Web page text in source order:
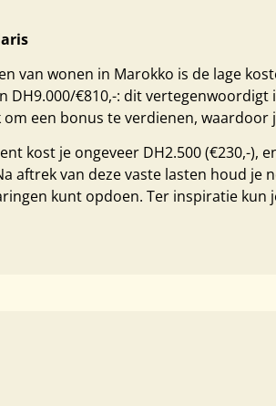
van wonen in Marokko is de lage
DH‎9.000/€810,-: dit
een bonus te verdienen,
kost je ongeveer DH2.500 (€230,-),
aftrek van deze vaste lasten houd je
kunt opdoen. Ter inspiratie kun